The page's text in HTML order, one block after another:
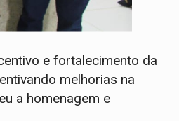
e fortalecimento da
melhorias na
a homenagem e